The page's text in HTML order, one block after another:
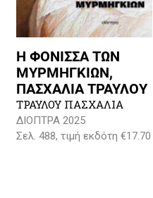
Η ΦΟΝΙΣΣΑ ΤΩΝ
ΜΥΡΜΗΓΚΙΩΝ,
ΠΑΣΧΑΛΙΑ ΤΡΑΥΛΟΥ
ΤΡΑΥΛΟΥ ΠΑΣΧΑΛΙΑ
ΔΙΟΠΤΡΑ 2025
Σελ. 488, τιμή εκδότη €17.70